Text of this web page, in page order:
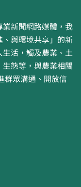
新聞網路媒體，我
與環境共享」的新
活，觸及農業、土
態等，與農業相關
眾溝通、開放信